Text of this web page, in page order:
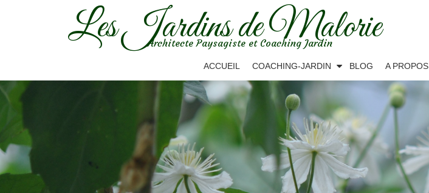
Les Jardins de Malorie
Architecte Paysagiste et Coaching Jardin
ACCUEIL COACHING-JARDIN BLOG A PROPOS